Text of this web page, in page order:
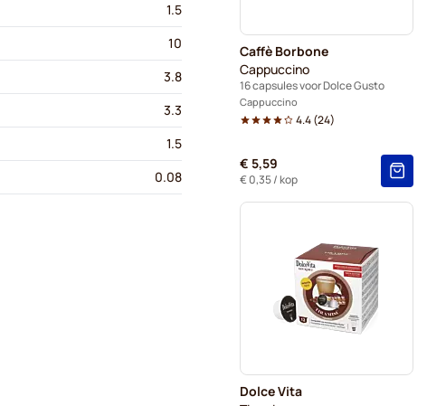
Caffè Borbone
Cappuccino
16 capsules voor Dolce Gusto
Cappuccino
4.4(24)
€ 5,59
€ 0,35/ kop
Dolce Vita
1.5
10
3.8
3.3
1.5
0.08